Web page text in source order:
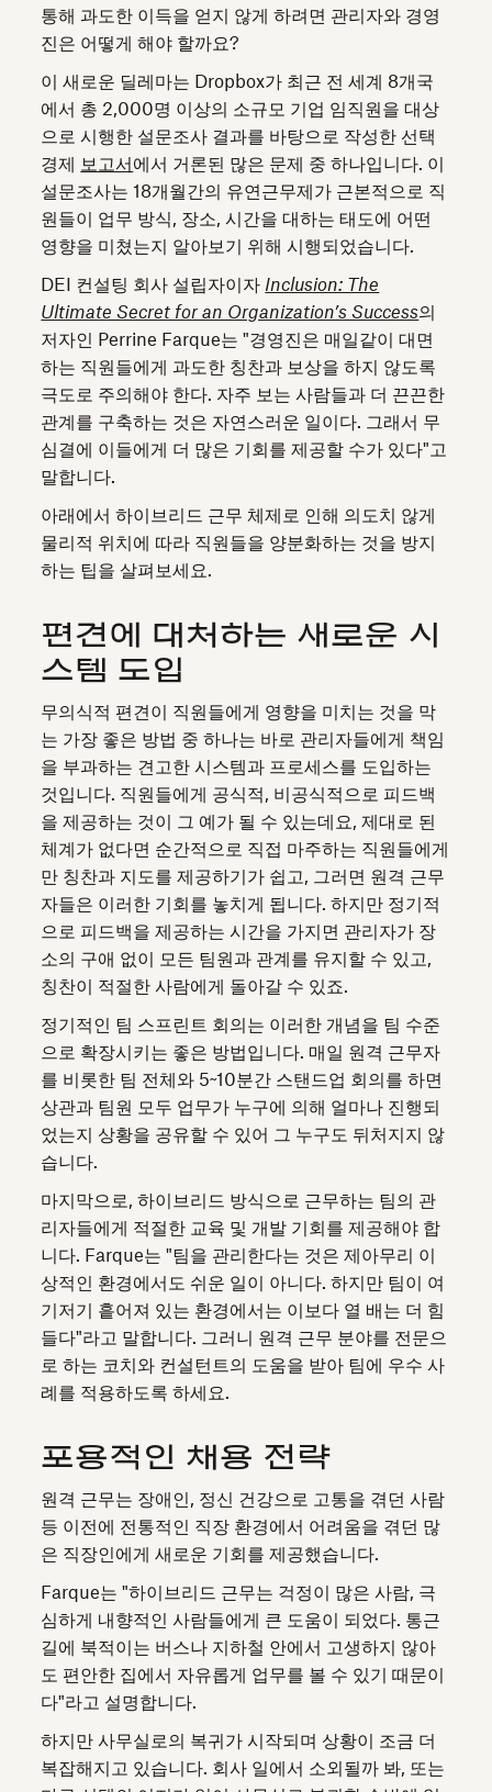
통해 과도한 이득을 얻지 않게 하려면 관리자와 경영
진은 어떻게 해야 할까요?
이 새로운 딜레마는 Dropbox가 최근 전 세계 8개국
에서 총 2,000명 이상의 소규모 기업 임직원을 대상
으로 시행한 설문조사 결과를 바탕으로 작성한 선택
경제 보고서에서 거론된 많은 문제 중 하나입니다. 이
설문조사는 18개월간의 유연근무제가 근본적으로 직
원들이 업무 방식, 장소, 시간을 대하는 태도에 어떤
영향을 미쳤는지 알아보기 위해 시행되었습니다.
DEI 컨설팅 회사 설립자이자 Inclusion: The
Ultimate Secret for an Organization’s Success의
저자인 Perrine Farque는 "경영진은 매일같이 대면
하는 직원들에게 과도한 칭찬과 보상을 하지 않도록
극도로 주의해야 한다. 자주 보는 사람들과 더 끈끈한
관계를 구축하는 것은 자연스러운 일이다. 그래서 무
심결에 이들에게 더 많은 기회를 제공할 수가 있다"고
말합니다.
아래에서 하이브리드 근무 체제로 인해 의도치 않게
물리적 위치에 따라 직원들을 양분화하는 것을 방지
하는 팁을 살펴보세요.
편견에 대처하는 새로운 시
스템 도입
무의식적 편견이 직원들에게 영향을 미치는 것을 막
는 가장 좋은 방법 중 하나는 바로 관리자들에게 책임
을 부과하는 견고한 시스템과 프로세스를 도입하는
것입니다. 직원들에게 공식적, 비공식적으로 피드백
을 제공하는 것이 그 예가 될 수 있는데요, 제대로 된
체계가 없다면 순간적으로 직접 마주하는 직원들에게
만 칭찬과 지도를 제공하기가 쉽고, 그러면 원격 근무
자들은 이러한 기회를 놓치게 됩니다. 하지만 정기적
으로 피드백을 제공하는 시간을 가지면 관리자가 장
소의 구애 없이 모든 팀원과 관계를 유지할 수 있고,
칭찬이 적절한 사람에게 돌아갈 수 있죠.
정기적인 팀 스프린트 회의는 이러한 개념을 팀 수준
으로 확장시키는 좋은 방법입니다. 매일 원격 근무자
를 비롯한 팀 전체와 5~10분간 스탠드업 회의를 하면
상관과 팀원 모두 업무가 누구에 의해 얼마나 진행되
었는지 상황을 공유할 수 있어 그 누구도 뒤처지지 않
습니다.
마지막으로, 하이브리드 방식으로 근무하는 팀의 관
리자들에게 적절한 교육 및 개발 기회를 제공해야 합
니다. Farque는 "팀을 관리한다는 것은 제아무리 이
상적인 환경에서도 쉬운 일이 아니다. 하지만 팀이 여
기저기 흩어져 있는 환경에서는 이보다 열 배는 더 힘
들다"라고 말합니다. 그러니 원격 근무 분야를 전문으
로 하는 코치와 컨설턴트의 도움을 받아 팀에 우수 사
례를 적용하도록 하세요.
포용적인 채용 전략
원격 근무는 장애인, 정신 건강으로 고통을 겪던 사람
등 이전에 전통적인 직장 환경에서 어려움을 겪던 많
은 직장인에게 새로운 기회를 제공했습니다.
Farque는 "하이브리드 근무는 걱정이 많은 사람, 극
심하게 내향적인 사람들에게 큰 도움이 되었다. 통근
길에 북적이는 버스나 지하철 안에서 고생하지 않아
도 편안한 집에서 자유롭게 업무를 볼 수 있기 때문이
다"라고 설명합니다.
하지만 사무실로의 복귀가 시작되며 상황이 조금 더
복잡해지고 있습니다. 회사 일에서 소외될까 봐, 또는